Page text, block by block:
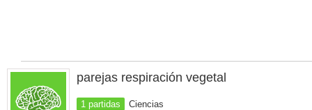
parejas respiración vegetal
1 partidas Ciencias